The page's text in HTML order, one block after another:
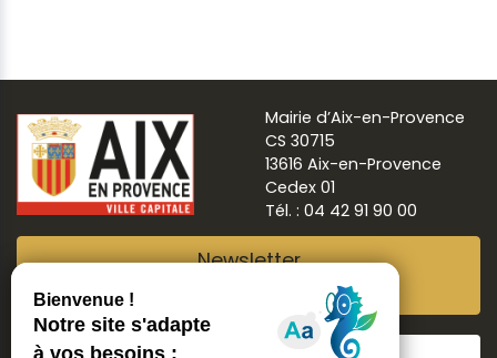
Mairie d’Aix-en-Provence
CS 30715
13616 Aix-en-Provence
Cedex 01
Tél. : 04 42 91 90 00
Newsletter